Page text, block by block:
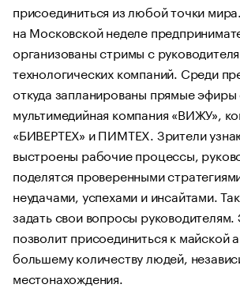
присоединиться из любой точки
на Московской неделе
организованы стримы с
технологических компаний. Среди
откуда запланированы прямые
мультимедийная компания «ВИЖУ»,
«БИВЕРТЕХ» и ПИМТЕХ. Зрители
выстроены рабочие процессы,
поделятся проверенными
неудачами, успехами и инсайтами.
задать свои вопросы
позволит присоединиться к майской
большему количеству людей,
местонахождения.